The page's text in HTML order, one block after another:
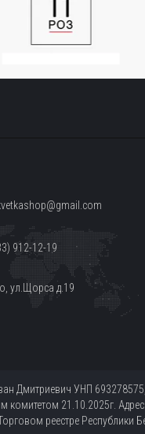
912-12-19
ул.Щорса д.19
Дмитриевич УНП
комитетом 21.10.2025г.
реестре Республики